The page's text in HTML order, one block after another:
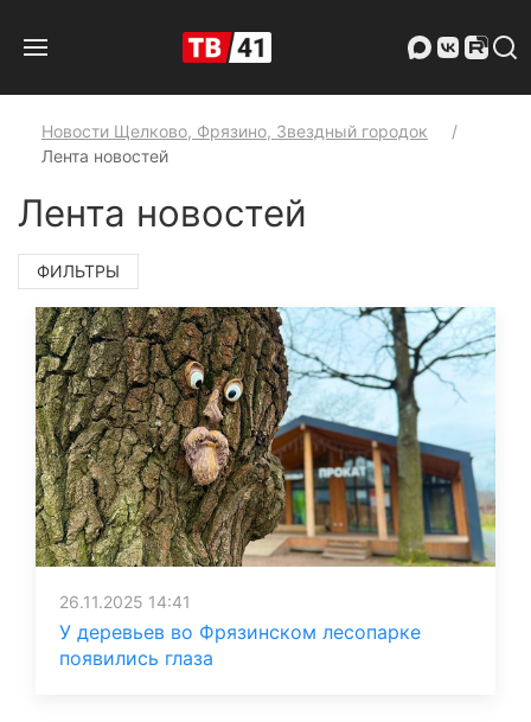
Новости Щелково, Фрязино, Звездный городок
Лента новостей
Лента новостей
ФИЛЬТРЫ
26.11.2025 14:41
У деревьев во Фрязинском лесопарке
появились глаза